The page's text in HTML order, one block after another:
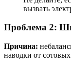
вызвать
Проблема 2:
Причина:
наводки от